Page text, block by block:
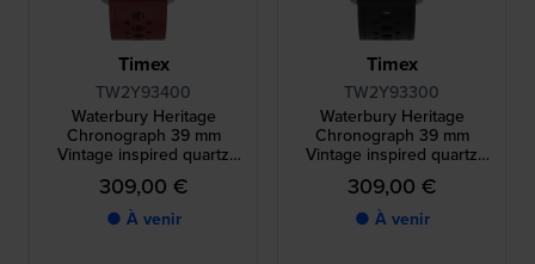
Timex
TW2Y93400
Waterbury Heritage
Chronograph 39 mm
Vintage inspired quartz
sports chronograph
309,00 €
● À venir
Timex
TW2Y93300
Waterbury Heritage
Chronograph 39 mm
Vintage inspired quartz
sports chronograph
309,00 €
● À venir